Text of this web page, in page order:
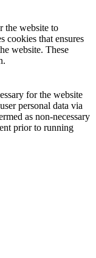
the website to
cookies that ensures
website. These
for the website
personal data via
as non-necessary
prior to running